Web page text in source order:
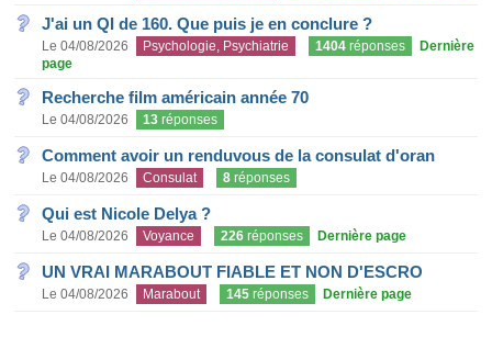
J'ai un QI de 160. Que puis je en conclure ?
Le 04/08/2026 Psychologie, Psychiatrie 1404 réponses
Dernière
page
Recherche film américain année 70
Le 04/08/2026 13 réponses
Comment avoir un renduvous de la consulat d'oran
Le 04/08/2026 Consulat 8 réponses
Qui est Nicole Delya ?
Le 04/08/2026 Voyance 226 réponses Dernière page
UN VRAI MARABOUT FIABLE ET NON D'ESCRO
Le 04/08/2026 Marabout 145 réponses Dernière page